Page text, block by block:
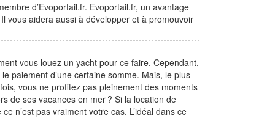
d’Evoportail.fr. Evoportail.fr, un avantage
vous aidera aussi à développer et à promouvoir
vous louez un yacht pour ce faire. Cependant,
paiement d’une certaine somme. Mais, le plus
vous ne profitez pas pleinement des moments
de ses vacances en mer ? Si la location de
n’est pas vraiment votre cas. L’idéal dans ce